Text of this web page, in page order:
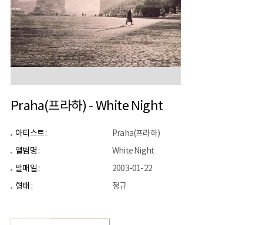
Praha(프라하) - White Night
아티스트 :
Praha(프라하)
앨범명 :
White Night
발매일 :
2003-01-22
형태 :
정규